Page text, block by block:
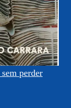
perder